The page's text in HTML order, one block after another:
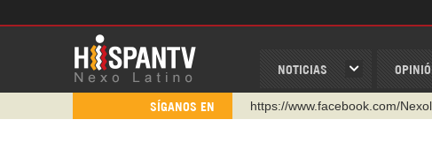
NOTICIAS
SÍGANOS EN
https://www.facebook.com/